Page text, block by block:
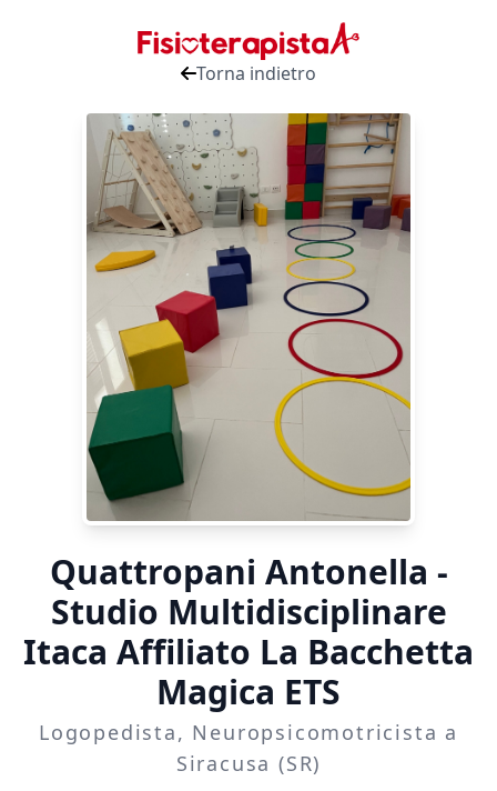
Torna indietro
Quattropani Antonella -
Studio Multidisciplinare
Itaca Affiliato La Bacchetta
Magica ETS
Logopedista, Neuropsicomotricista a
Siracusa (SR)